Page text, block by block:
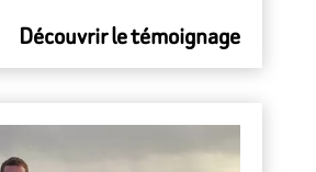
Découvrir le témoignage